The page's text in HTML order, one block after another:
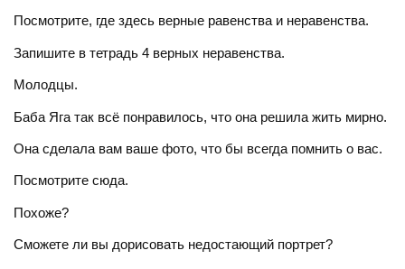
Посмотрите, где здесь верные равенства и неравенства.
Запишите в тетрадь 4 верных неравенства.
Молодцы.
Баба Яга так всё понравилось, что она решила жить мирно.
Она сделала вам ваше фото, что бы всегда помнить о вас.
Посмотрите сюда.
Похоже?
Сможете ли вы дорисовать недостающий портрет?